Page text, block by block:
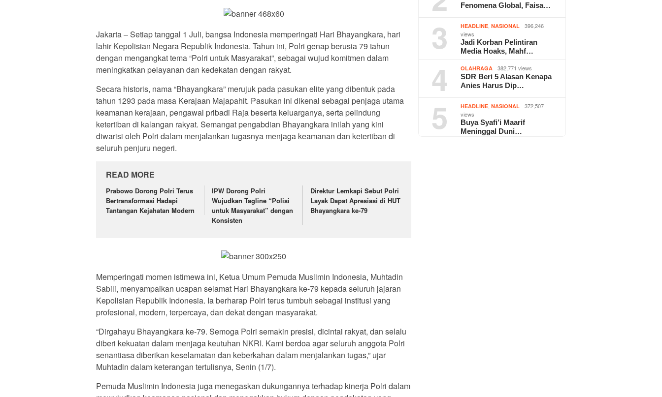
Jakarta – Setiap tanggal 1 Juli, bangsa Indonesia memperingati Hari Bhayangkara, hari
lahir Kepolisian Negara Republik Indonesia. Tahun ini, Polri genap berusia 79 tahun
dengan mengangkat tema “Polri untuk Masyarakat”, sebagai wujud komitmen dalam
meningkatkan pelayanan dan kedekatan dengan rakyat.
Secara historis, nama “Bhayangkara” merujuk pada pasukan elite yang dibentuk pada
tahun 1293 pada masa Kerajaan Majapahit. Pasukan ini dikenal sebagai penjaga utama
keamanan kerajaan, pengawal pribadi Raja beserta keluarganya, serta pelindung
ketertiban di kalangan rakyat. Semangat pengabdian Bhayangkara inilah yang kini
diwarisi oleh Polri dalam menjalankan tugasnya menjaga keamanan dan ketertiban di
seluruh penjuru negeri.
READ MORE
Prabowo Dorong Polri Terus
Bertransformasi Hadapi
Tantangan Kejahatan Modern
IPW Dorong Polri
Wujudkan Tagline “Polisi
untuk Masyarakat” dengan
Konsisten
Direktur Lemkapi Sebut Polri
Layak Dapat Apresiasi di HUT
Bhayangkara ke-79
Memperingati momen istimewa ini, Ketua Umum Pemuda Muslimin Indonesia, Muhtadin
Sabili, menyampaikan ucapan selamat Hari Bhayangkara ke-79 kepada seluruh jajaran
Kepolisian Republik Indonesia. Ia berharap Polri terus tumbuh sebagai institusi yang
profesional, modern, terpercaya, dan dekat dengan masyarakat.
“Dirgahayu Bhayangkara ke-79. Semoga Polri semakin presisi, dicintai rakyat, dan selalu
diberi kekuatan dalam menjaga keutuhan NKRI. Kami berdoa agar seluruh anggota Polri
senantiasa diberikan keselamatan dan keberkahan dalam menjalankan tugas,” ujar
Muhtadin dalam keterangan tertulisnya, Senin (1/7).
Pemuda Muslimin Indonesia juga menegaskan dukungannya terhadap kinerja Polri dalam
Fenomena Global, Faisa…
3 HEADLINE ,NASIONAL
396,246
views
Jadi Korban Pelintiran
Media Hoaks, Mahf…
4 OLAHRAGA 382,771 views
SDR Beri 5 Alasan Kenapa
Anies Harus Dip…
5 HEADLINE ,NASIONAL
372,507
views
Buya Syafi’i Maarif
Meninggal Duni…